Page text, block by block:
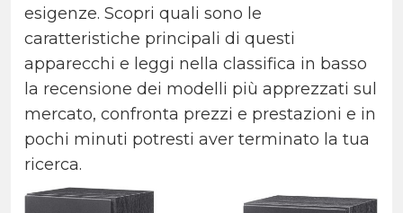
esigenze. Scopri quali sono le
caratteristiche principali di questi
apparecchi e leggi nella classifica in basso
la recensione dei modelli più apprezzati sul
mercato, confronta prezzi e prestazioni e in
pochi minuti potresti aver terminato la tua
ricerca.